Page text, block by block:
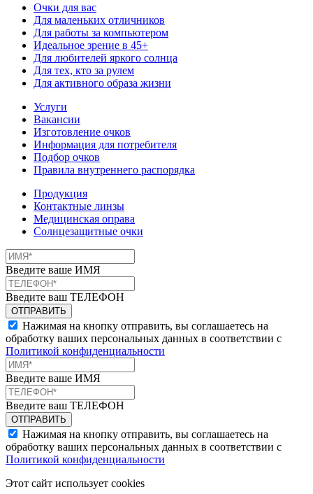
Очки для вас
Для маленьких отличников
Для работы за компьютером
Идеальное зрение в 45+
Для любителей яркого солнца
Для тех, кто за рулем
Для активного образа жизни
Услуги
Вакансии
Изготовление очков
Информация для потребителя
Подбор очков
Правила внутреннего распорядка
Продукция
Контактные линзы
Медицинская оправа
Солнцезащитные очки
Введите ваше ИМЯ
Введите ваш ТЕЛЕФОН
Нажимая на кнопку отправить, вы соглашаетесь на
обработку ваших персональных данных в соответствии с
Политикой конфиденциальности
Введите ваше ИМЯ
Введите ваш ТЕЛЕФОН
Нажимая на кнопку отправить, вы соглашаетесь на
обработку ваших персональных данных в соответствии с
Политикой конфиденциальности
Этот сайт использует cookies